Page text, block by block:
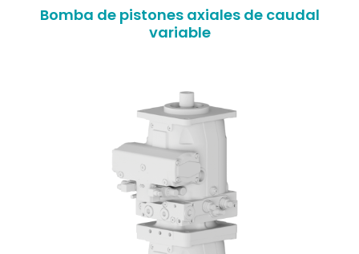
Bomba de pistones axiales de caudal
variable